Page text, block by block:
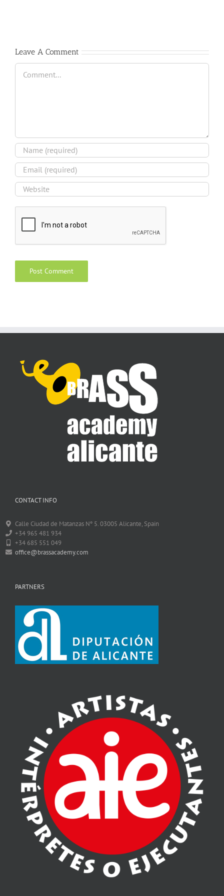
Leave A Comment
Comment
CONTACT INFO
Calle Ciudad de Matanzas Nº 5. 03005 Alicante, Spain
+34 965 481 934
+34 685 551 049
office@brassacademy.com
PARTNERS